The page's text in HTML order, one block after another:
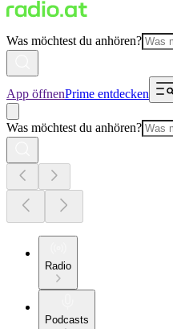
Was möchtest du anhören?
App öffnenPrime entdecken
Was möchtest du anhören?
Radio
Podcasts